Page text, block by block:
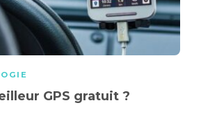
GPS gratuit ?